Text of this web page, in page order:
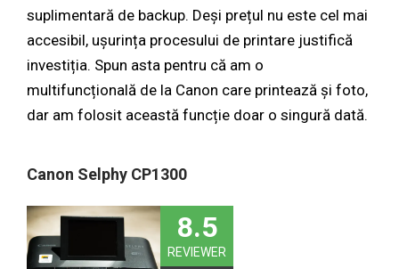
suplimentară de backup. Deși prețul nu este cel mai
accesibil, ușurința procesului de printare justifică
investiția. Spun asta pentru că am o
multifuncțională de la Canon care printează și foto,
dar am folosit această funcție doar o singură dată.
Canon Selphy CP1300
8.5
REVIEWER